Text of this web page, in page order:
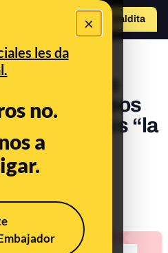
×
les da
no.
a
Hazte Maldito
supuesto
de Correos
compruebes “la
es